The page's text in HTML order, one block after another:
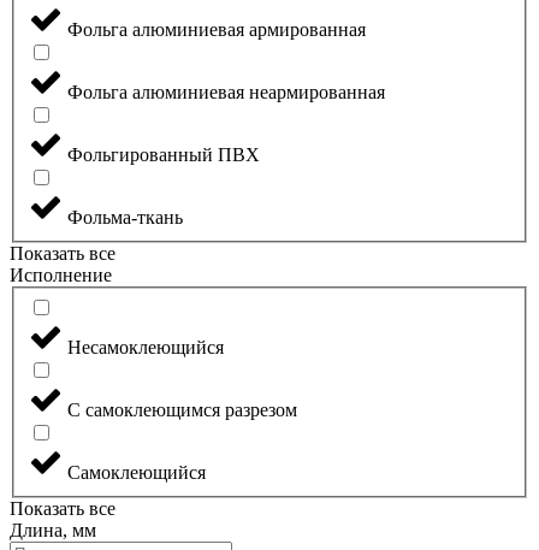
Фольга алюминиевая армированная
Фольга алюминиевая неармированная
Фольгированный ПВХ
Фольма-ткань
Показать все
Исполнение
Несамоклеющийся
С самоклеющимся разрезом
Самоклеющийся
Показать все
Длина, мм